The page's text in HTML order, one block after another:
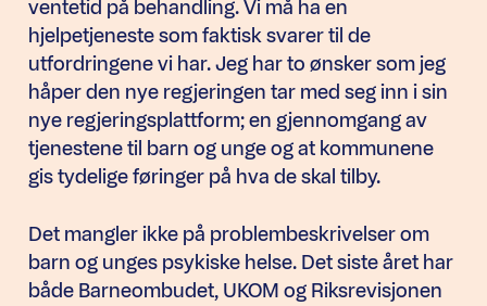
ventetid på behandling. Vi må ha en
hjelpetjeneste som faktisk svarer til de
utfordringene vi har. Jeg har to ønsker som jeg
håper den nye regjeringen tar med seg inn i sin
nye regjeringsplattform; en gjennomgang av
tjenestene til barn og unge og at kommunene
gis tydelige føringer på hva de skal tilby.
Det mangler ikke på problembeskrivelser om
barn og unges psykiske helse. Det siste året har
både Barneombudet, UKOM og Riksrevisjonen